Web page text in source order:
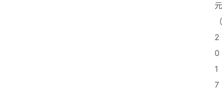
元
（
2
0
1
7